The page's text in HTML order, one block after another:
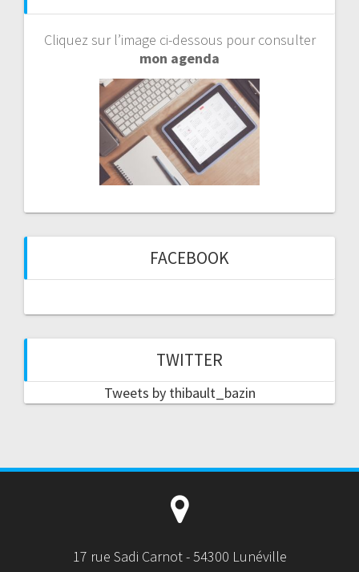
Cliquez sur l’image ci-dessous pour consulter
mon agenda
FACEBOOK
TWITTER
Tweets by thibault_bazin
17 rue Sadi Carnot - 54300 Lunéville